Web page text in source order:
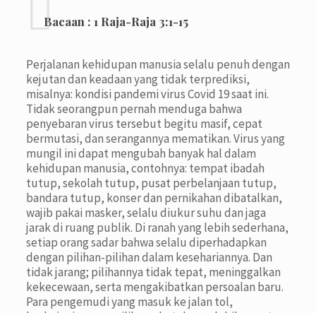
Bacaan : 1 Raja-Raja 3:1-15
Perjalanan kehidupan manusia selalu penuh dengan
kejutan dan keadaan yang tidak terprediksi,
misalnya: kondisi pandemi virus Covid 19 saat ini.
Tidak seorangpun pernah menduga bahwa
penyebaran virus tersebut begitu masif, cepat
bermutasi, dan serangannya mematikan. Virus yang
mungil ini dapat mengubah banyak hal dalam
kehidupan manusia, contohnya: tempat ibadah
tutup, sekolah tutup, pusat perbelanjaan tutup,
bandara tutup, konser dan pernikahan dibatalkan,
wajib pakai masker, selalu diukur suhu dan jaga
jarak di ruang publik. Di ranah yang lebih sederhana,
setiap orang sadar bahwa selalu diperhadapkan
dengan pilihan-pilihan dalam kesehariannya. Dan
tidak jarang; pilihannya tidak tepat, meninggalkan
kekecewaan, serta mengakibatkan persoalan baru.
Para pengemudi yang masuk ke jalan tol,